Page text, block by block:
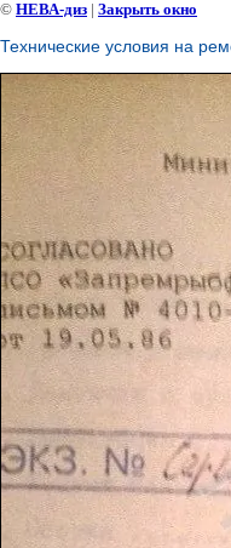
© НЕВА-диз | Закрыть окно
Технические условия на